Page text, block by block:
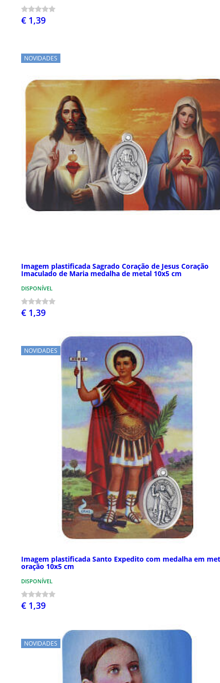
€ 1,39
NOVIDADES
Imagem plastificada Sagrado Coração de Jesus Coração
Imaculado de Maria medalha de metal 10x5 cm
DISPONÍVEL
€ 1,39
NOVIDADES
Imagem plastificada Santo Expedito com medalha em
oração 10x5 cm
DISPONÍVEL
€ 1,39
NOVIDADES